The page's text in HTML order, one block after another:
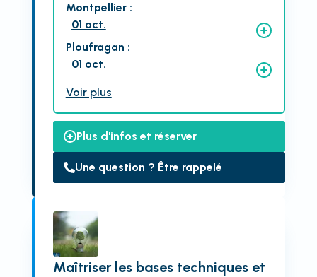
Montpellier:
01 oct.
Ploufragan :
01 oct.
Voir plus
Plus d'infos et réserver
Une question ? Être rappelé
Maîtriser les bases techniques et